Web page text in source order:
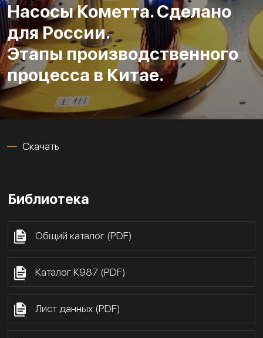
Насосы Кометта. Сделано
для России.
Этапы производственного
процесса в Китае.
Скачать
Библиотека
Общий каталог (PDF)
Каталог К987 (PDF)
Лист данных (PDF)